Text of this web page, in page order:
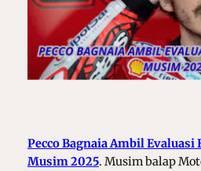
Pecco Bagnaia Ambil Evaluasi
Musim 2025. Musim balap